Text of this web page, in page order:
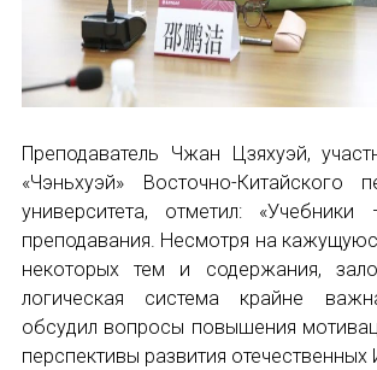
Преподаватель Чжан Цзяхуэй,
«Чэньхуэй» Восточно-Китайского
университета, отметил:
преподавания. Несмотря на
некоторых тем и содержания,
логическая система крайне
обсудил вопросы повышения
перспективы развития отечественных